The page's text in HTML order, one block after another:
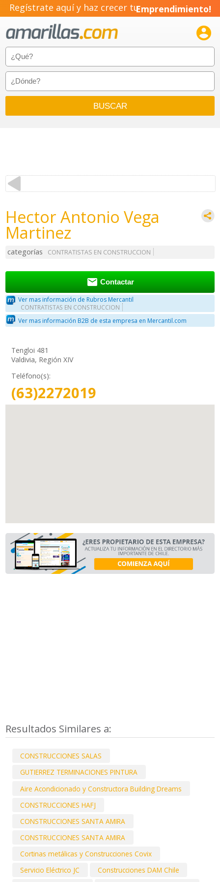
Regístrate aquí y haz crecer tuEmprendimiento!

Hector Antonio Vega
Martinez
categorías CONTRATISTAS EN CONSTRUCCION
 Contactar
Ver mas información de Rubros Mercantil
CONTRATISTAS EN CONSTRUCCION
Ver mas información B2B de esta empresa en Mercantil.com
Tengloi 481
Valdivia, Región XIV
Teléfono(s):
(63)2272019
Resultados Similares a:
CONSTRUCCIONES SALAS
GUTIERREZ TERMINACIONES PINTURA
Aire Acondicionado y Constructora Building Dreams
CONSTRUCCIONES HAFJ
CONSTRUCCIONES SANTA AMIRA
CONSTRUCCIONES SANTA AMIRA
Cortinas metálicas y Construcciones Covix
Servicio Eléctrico JC
Construcciones DAM Chile